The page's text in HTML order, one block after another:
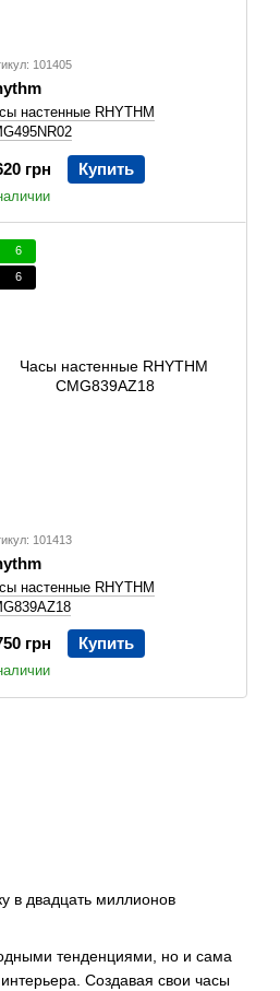
в двадцать миллионов
тенденциями, но и сама
Создавая свои часы
101405
настенные RHYTHM
грн Купить
6
6
101413
настенные RHYTHM
грн Купить